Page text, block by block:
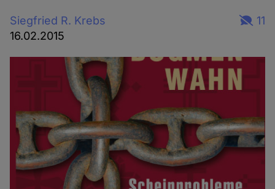
Siegfried R. Krebs
16.02.2015
11